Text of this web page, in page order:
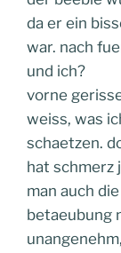
da er ein
war. nach
und ich?
vorne
weiss, was
schaetzen.
hat schmerz
man auch
betaeubung